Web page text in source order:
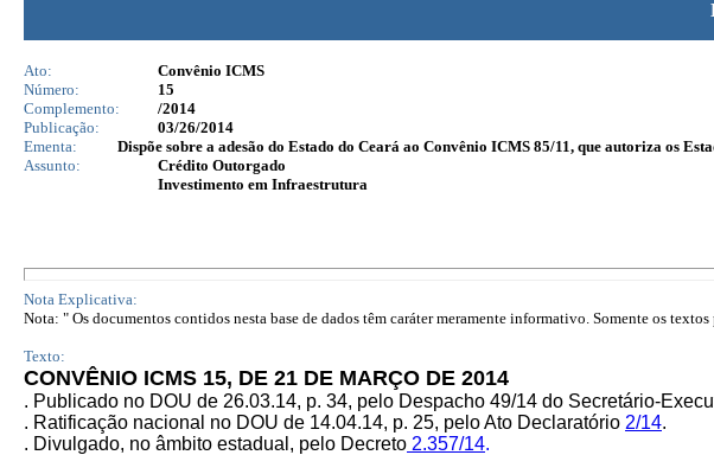
Ato:
Convênio ICMS
Número:
15
Complemento:
/2014
Publicação:
03/26/2014
Ementa:
Dispõe sobre a adesão do Estado do Ceará ao Convênio ICMS 85/11, que autoriza os
Assunto:
Crédito Outorgado
Investimento em Infraestrutura
Nota Explicativa:
Nota: " Os documentos contidos nesta base de dados têm caráter meramente informativo. Somente os
Texto:
CONVÊNIO ICMS 15, DE 21 DE MARÇO DE 2014
. Publicado no DOU de 26.03.14, p. 34, pelo Despacho 49/14 do Secretário-
. Ratificação nacional no DOU de 14.04.14, p. 25, pelo Ato Declaratório 2/14.
. Divulgado, no âmbito estadual, pelo Decreto 2.357/14.